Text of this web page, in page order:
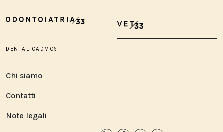
Chi siamo
Contatti
Note legali